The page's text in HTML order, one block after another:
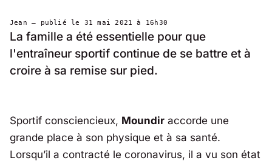
Jean — publié le 31 mai 2021 à 16h30
La famille a été essentielle pour que
l'entraîneur sportif continue de se battre et à
croire à sa remise sur pied.
Sportif consciencieux, Moundir accorde une
grande place à son physique et à sa santé.
Lorsqu’il a contracté le coronavirus, il a vu son état